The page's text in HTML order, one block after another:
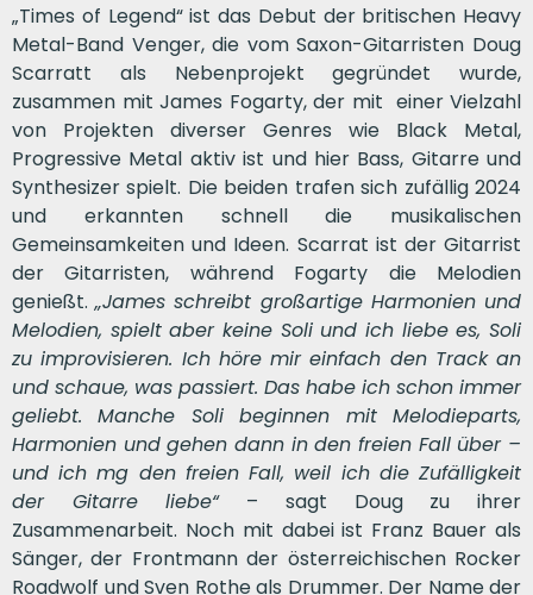
„Times of Legend“ ist das Debut der britischen Heavy
Metal-Band Venger, die vom Saxon-Gitarristen Doug
Scarratt als Nebenprojekt gegründet wurde,
zusammen mit James Fogarty, der mit einer Vielzahl
von Projekten diverser Genres wie Black Metal,
Progressive Metal aktiv ist und hier Bass, Gitarre und
Synthesizer spielt. Die beiden trafen sich zufällig 2024
und erkannten schnell die musikalischen
Gemeinsamkeiten und Ideen. Scarrat ist der Gitarrist
der Gitarristen, während Fogarty die Melodien
genießt.„James schreibt großartige Harmonien und
Melodien, spielt aber keine Soli und ich liebe es, Soli
zu improvisieren. Ich höre mir einfach den Track an
und schaue, was passiert. Das habe ich schon immer
geliebt. Manche Soli beginnen mit Melodieparts,
Harmonien und gehen dann in den freien Fall über –
und ich mg den freien Fall, weil ich die Zufälligkeit
der Gitarre liebe“– sagt Doug zu ihrer
Zusammenarbeit. Noch mit dabei ist Franz Bauer als
Sänger, der Frontmann der österreichischen Rocker
Roadwolf und Sven Rothe als Drummer. Der Name der